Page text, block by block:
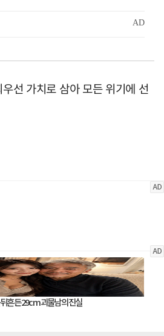
선 가치로 삼아 모든 위기에 선